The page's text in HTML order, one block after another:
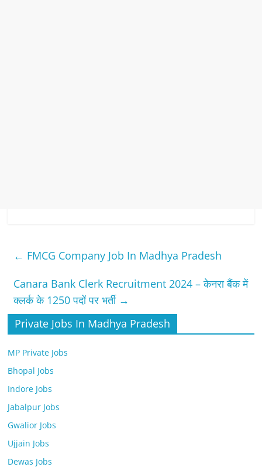
← FMCG Company Job In Madhya Pradesh
Canara Bank Clerk Recruitment 2024 – केनरा बैंक में
क्लर्क के 1250 पदों पर भर्ती →
Private Jobs In Madhya Pradesh
MP Private Jobs
Bhopal Jobs
Indore Jobs
Jabalpur Jobs
Gwalior Jobs
Ujjain Jobs
Dewas Jobs